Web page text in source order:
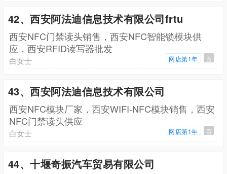
42、西安阿法迪信息技术有限公司frtu
西安NFC门禁读头销售，西安NFC智能锁模块供
应，西安RFID读写器批发
白女士 网店第1年 百
43、西安阿法迪信息技术有限公司
西安NFC模块厂家，西安WIFI-NFC模块销售，西安
NFC门禁读头供应
白女士 网店第1年 百
44、十堰奇振汽车贸易有限公司